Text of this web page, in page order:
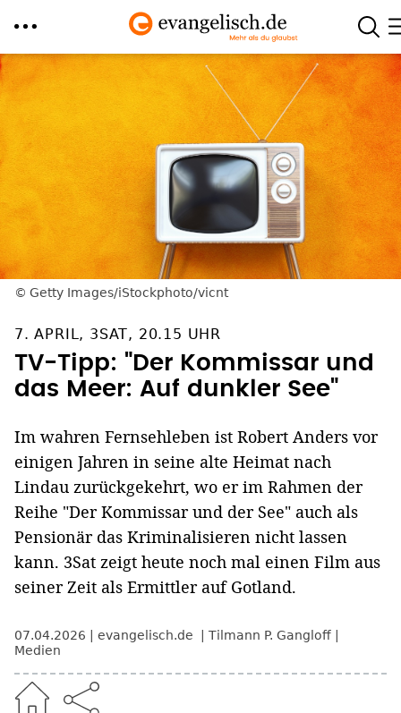
Direkt
zum
Inhalt
Getty Images/iStockphoto/vicnt
7. APRIL, 3SAT, 20.15 UHR
TV-Tipp: "Der Kommissar und
das Meer: Auf dunkler See"
Im wahren Fernsehleben ist Robert Anders vor
einigen Jahren in seine alte Heimat nach
Lindau zurückgekehrt, wo er im Rahmen der
Reihe "Der Kommissar und der See" auch als
Pensionär das Kriminalisieren nicht lassen
kann. 3Sat zeigt heute noch mal einen Film aus
seiner Zeit als Ermittler auf Gotland.
07.04.2026 evangelisch.de
Tilmann P. Gangloff
Medien